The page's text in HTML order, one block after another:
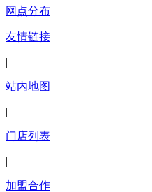
网点分布
友情链接
|
站内地图
|
门店列表
|
加盟合作